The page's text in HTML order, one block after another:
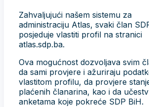
Zahvaljujući našem sistemu za
administraciju Atlas, svaki član
posjeduje vlastiti profil na stranici
atlas.sdp.ba.
Ova mogućnost dozvoljava svim
da sami provjere i ažuriraju
vlastitom profilu, da provjere
plaćenih članarina, kao i da
anketama koje pokreće SDP BiH.